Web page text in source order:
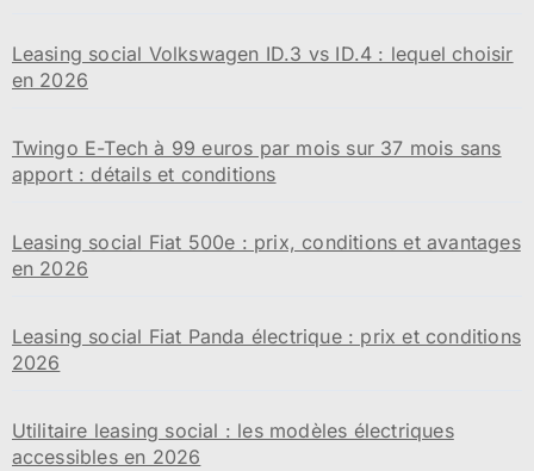
Leasing social Volkswagen ID.3 vs ID.4 : lequel choisir
en 2026
Twingo E-Tech à 99 euros par mois sur 37 mois sans
apport : détails et conditions
Leasing social Fiat 500e : prix, conditions et avantages
en 2026
Leasing social Fiat Panda électrique : prix et conditions
2026
Utilitaire leasing social : les modèles électriques
accessibles en 2026